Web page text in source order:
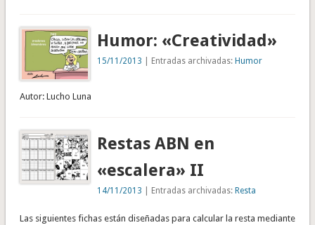
Humor: «Creatividad»
15/11/2013 | Entradas archivadas: Humor
Autor: Lucho Luna
Restas ABN en
«escalera» II
14/11/2013 | Entradas archivadas: Resta
Las siguientes fichas están diseñadas para calcular la resta mediante